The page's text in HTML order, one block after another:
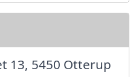
13, 5450 Otterup